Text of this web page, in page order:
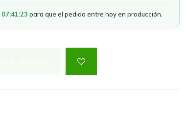
07:41:23 para que el pedido entre hoy en producción.